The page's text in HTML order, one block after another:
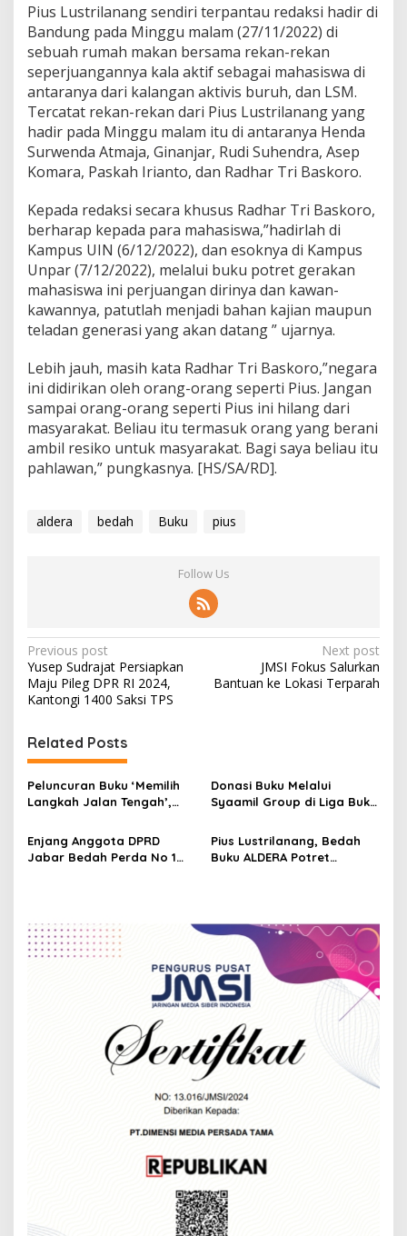
Pius Lustrilanang sendiri terpantau redaksi hadir di
Bandung pada Minggu malam (27/11/2022) di
sebuah rumah makan bersama rekan-rekan
seperjuangannya kala aktif sebagai mahasiswa di
antaranya dari kalangan aktivis buruh, dan LSM.
Tercatat rekan-rekan dari Pius Lustrilanang yang
hadir pada Minggu malam itu di antaranya Henda
Surwenda Atmaja, Ginanjar, Rudi Suhendra, Asep
Komara, Paskah Irianto, dan Radhar Tri Baskoro.
Kepada redaksi secara khusus Radhar Tri Baskoro,
berharap kepada para mahasiswa,”hadirlah di
Kampus UIN (6/12/2022), dan esoknya di Kampus
Unpar (7/12/2022), melalui buku potret gerakan
mahasiswa ini perjuangan dirinya dan kawan-
kawannya, patutlah menjadi bahan kajian maupun
teladan generasi yang akan datang ” ujarnya.
Lebih jauh, masih kata Radhar Tri Baskoro,”negara
ini didirikan oleh orang-orang seperti Pius. Jangan
sampai orang-orang seperti Pius ini hilang dari
masyarakat. Beliau itu termasuk orang yang berani
ambil resiko untuk masyarakat. Bagi saya beliau itu
pahlawan,” pungkasnya. [HS/SA/RD].
aldera bedah Buku pius
Follow Us
P
o
s
t
n
a
v
i
g
i
o
Previous post
Yusep Sudrajat Persiapkan
Maju Pileg DPR RI 2024,
Kantongi 1400 Saksi TPS
Next post
JMSI Fokus Salurkan
Bantuan ke Lokasi Terparah
Related Posts
Peluncuran Buku ‘Memilih
Langkah Jalan Tengah’,
Keseimbangan, Prof
Dadang Kahmad
Donasi Buku Melalui
Syaamil Group di Liga Buku
CIMB Niaga Syariah
Enjang Anggota DPRD
Jabar Bedah Perda No 1
Pius Lustrilanang, Bedah
Buku ALDERA Potret